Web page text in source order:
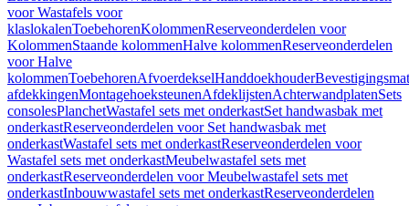
voor Wastafels voor
klaslokalenToebehorenKolommenReserveonderdelen voor
KolommenStaande kolommenHalve kolommenReserveonderdelen
voor Halve
kolommenToebehorenAfvoerdekselHanddoekhouder
afdekkingenMontagehoeksteunenAfdeklijstenAchterwandplatenSets
consolesPlanchetWastafel sets met onderkastSet handwasbak met
onderkastReserveonderdelen voor Set handwasbak met
onderkastWastafel sets met onderkastReserveonderdelen voor
Wastafel sets met onderkastMeubelwastafel sets met
onderkastReserveonderdelen voor Meubelwastafel sets met
onderkastInbouwwastafel sets met onderkastReserveonderdelen